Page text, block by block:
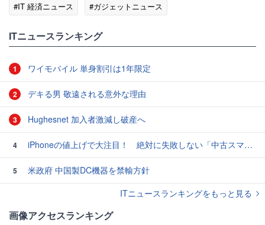
#IT 経済ニュース #ガジェットニュース
ITニュースランキング
1 ワイモバイル 単身割引は1年限定
2 デキる男 敬遠される意外な理由
3 Hughesnet 加入者激減し破産へ
4 iPhoneの値上げで大注目！ 絶対に失敗しない「中古スマホ」の売り方＆買い方
5
米政府 中国製DC機器を禁輸方針
ITニュースランキングをもっと見る
画像アクセスランキング